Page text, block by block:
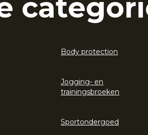
Body protection
Jogging- en
trainingsbroeken
Sportondergoed